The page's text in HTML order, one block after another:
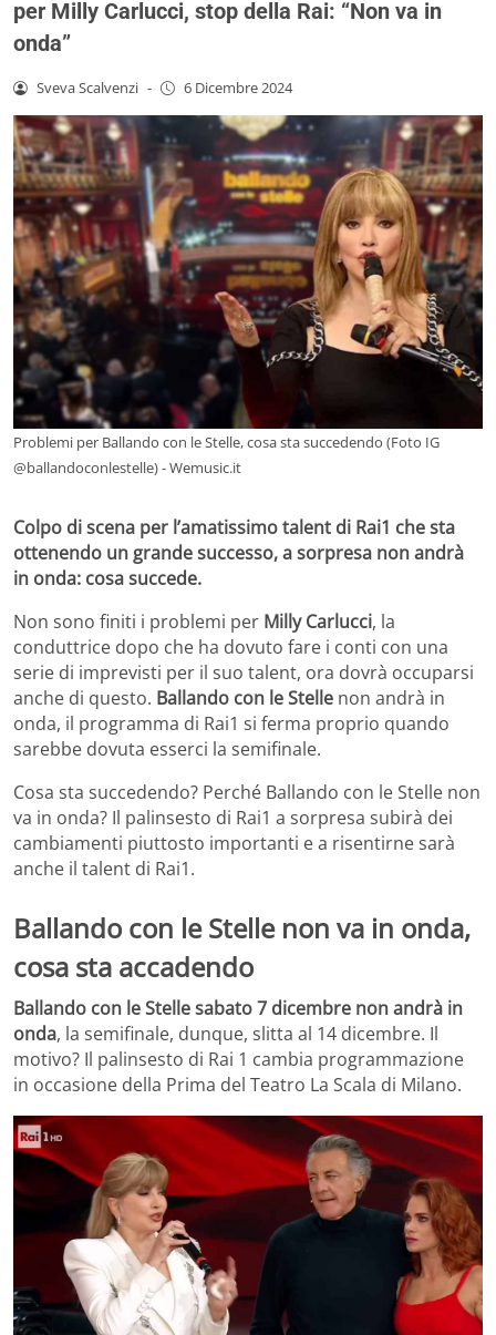
per Milly Carlucci, stop della Rai: “Non va in
onda”
Sveva Scalvenzi - 6 Dicembre 2024
Problemi per Ballando con le Stelle, cosa sta succedendo (Foto IG
@ballandoconlestelle) - Wemusic.it
Colpo di scena per l’amatissimo talent di Rai1 che sta
ottenendo un grande successo, a sorpresa non andrà
in onda: cosa succede.
Non sono finiti i problemi per Milly Carlucci, la
conduttrice dopo che ha dovuto fare i conti con una
serie di imprevisti per il suo talent, ora dovrà occuparsi
anche di questo. Ballando con le Stelle non andrà in
onda, il programma di Rai1 si ferma proprio quando
sarebbe dovuta esserci la semifinale.
Cosa sta succedendo? Perché Ballando con le Stelle non
va in onda? Il palinsesto di Rai1 a sorpresa subirà dei
cambiamenti piuttosto importanti e a risentirne sarà
anche il talent di Rai1.
Ballando con le Stelle non va in onda,
cosa sta accadendo
Ballando con le Stelle sabato 7 dicembre non andrà in
onda, la semifinale, dunque, slitta al 14 dicembre. Il
motivo? Il palinsesto di Rai 1 cambia programmazione
in occasione della Prima del Teatro La Scala di Milano.